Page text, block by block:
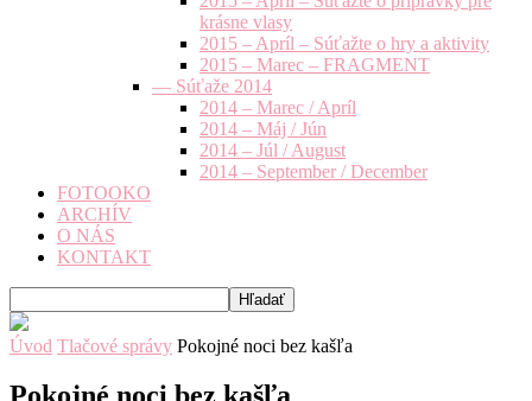
krásne vlasy
2015 – Apríl – Súťažte o hry a aktivity
2015 – Marec – FRAGMENT
— Súťaže 2014
2014 – Marec / Apríl
2014 – Máj / Jún
2014 – Júl / August
2014 – September / December
FOTOOKO
ARCHÍV
O NÁS
KONTAKT
Úvod Tlačové správy Pokojné noci bez kašľa